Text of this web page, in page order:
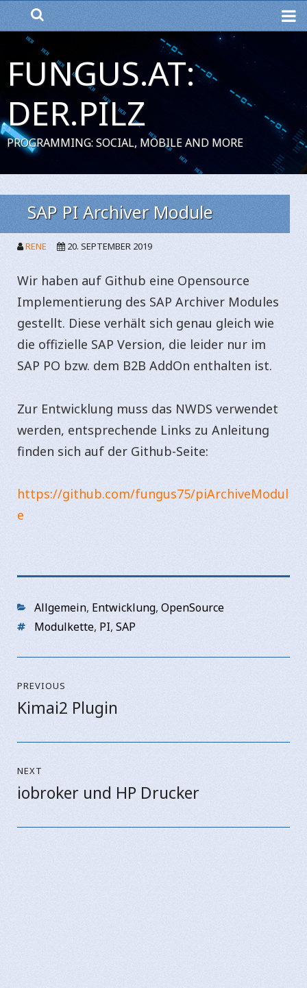
FUNGUS.AT:
DER.PILZ
PROGRAMMING: SOCIAL, MOBILE AND MORE
SAP PI Archiver Module
RENE 20. SEPTEMBER 2019
Wir haben auf Github eine Opensource
Implementierung des SAP Archiver Modules
gestellt. Diese verhält sich genau gleich wie
die offizielle SAP Version, die leider nur im
SAP PO bzw. dem B2B AddOn enthalten ist.
Zur Entwicklung muss das NWDS verwendet
werden, entsprechende Links zu Anleitung
finden sich auf der Github-Seite:
https://github.com/fungus75/piArchiveModul
e
Categories
Allgemein, Entwicklung, OpenSource
TagsModulkette, PI, SAP
PREVIOUS
Previous
Kimai2 Plugin
NEXT
Next
iobroker und HP Drucker